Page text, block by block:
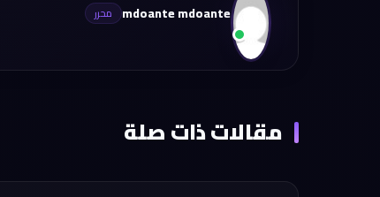
mdoante mdoante
مقالات ذات صلة